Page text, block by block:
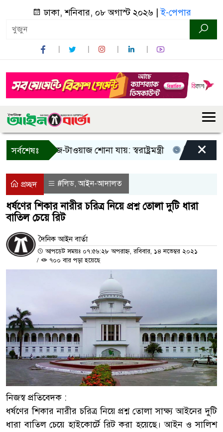
ঢাকা, শনিবার, ০৮ অগাস্ট ২০২৬ |ই-পেপার
সর্বশেষঃ
শুধু আওয়াজ-টাওয়াজ শোনা যায়: স্বরাষ্ট্রমন্ত্রী তিন দিনের
×
প্রচ্ছদ #লিড,আইন-আদালত
ধর্ষণের শিকার নারীর চরিত্র নিয়ে প্রশ্ন তোলা দুটি ধারা
বাতিল চেয়ে রিট
দৈনিক আইন বার্তা
আপডেট সময়ঃ ০৭:৫৬:২৮ অপরাহ্ন, রবিবার, ১৪ নভেম্বর ২০২১
/
৭০০ বার পড়া হয়েছে
নিজস্ব প্রতিবেদক :
ধর্ষণের শিকার নারীর চরিত্র নিয়ে প্রশ্ন তোলা সাক্ষ্য আইনের দুটি
ধারা বাতিল চেয়ে হাইকোর্টে রিট করা হয়েছে। আইন ও সালিশ